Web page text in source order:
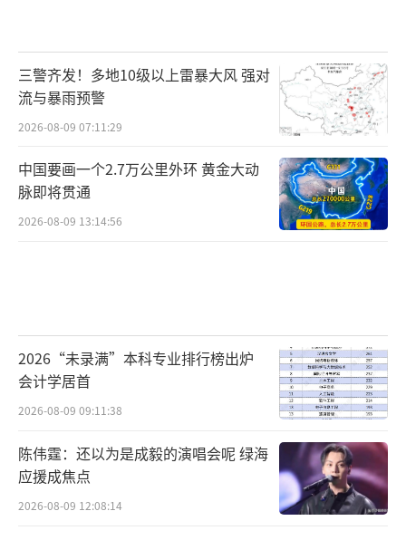
三警齐发！多地10级以上雷暴大风 强对
流与暴雨预警
2026-08-09 07:11:29
中国要画一个2.7万公里外环 黄金大动
脉即将贯通
2026-08-09 13:14:56
2026“未录满”本科专业排行榜出炉
会计学居首
2026-08-09 09:11:38
陈伟霆：还以为是成毅的演唱会呢 绿海
应援成焦点
2026-08-09 12:08:14